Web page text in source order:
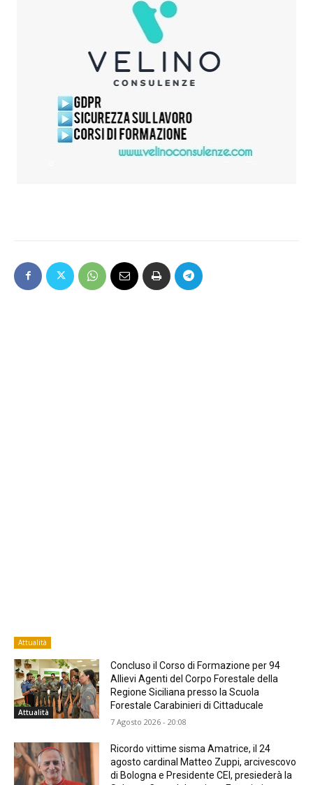
Attualità
Attualità
Concluso il Corso di Formazione per 94
Allievi Agenti del Corpo Forestale della
Regione Siciliana presso la Scuola
Forestale Carabinieri di Cittaducale
7 Agosto 2026 - 20:08
Ricordo vittime sisma Amatrice, il 24
agosto cardinal Matteo Zuppi, arcivescovo
di Bologna e Presidente CEI, presiederà la